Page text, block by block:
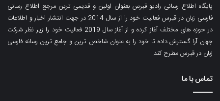
پایگاه اطلاع رسانی رادیو قبرس بعنوان اولین و قدیمی ترین مرجع اطلاع رسانی
فارسی زبان در قبرس فعالیت خود را از سال 2014 در جهت انتشار اخبار و اطلاعات
در حوزه های مختلف آغاز کرده و از آغاز سال 2019 فعالیت خود را زیر نظر شرکت
جهان آرا گسترش داده تا خود را به عنوان شاخص ترین و جامع ترین رسانه فارسی
زبان در قبرس مطرح کند.
تماس با ما